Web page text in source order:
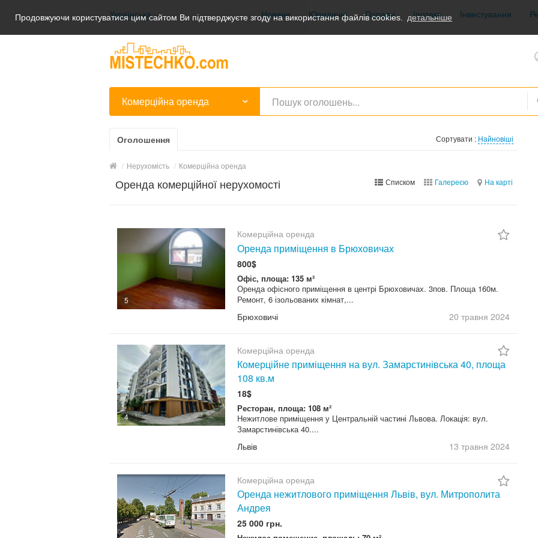
Продовжуючи користуватися цим сайтом Ви підтверджуєте згоду на використання файлів cookies. детальніше
Українська
Українська
Русский
Новини Юридичні Поради Іпотека Інвестування
Комерційна оренда
Оголошення Сортувати : Найновіші
/ Нерухомість / Комерційна оренда
Оренда комерційної нерухомості Списком Галереєю На карті
5
Комерційна оренда
Оренда приміщення в Брюховичах
800$
Офіс, площа: 135 м²
Оренда офісного приміщення в центрі Брюховичах. 3пов. Площа 160м.
Ремонт, 6 ізольованих кімнат,...
Брюховичі 20 травня 2024
4
Комерційна оренда
Комерційне приміщення на вул. Замарстинівська 40, площа
108 кв.м
18$
Ресторан, площа: 108 м²
Нежитлове приміщення у Центральній частині Львова. Локація: вул.
Замарстинівська 40....
Львів 13 травня 2024
Комерційна оренда
Оренда нежитлового приміщення Львів, вул. Митрополита
Андрея
25 000 грн.